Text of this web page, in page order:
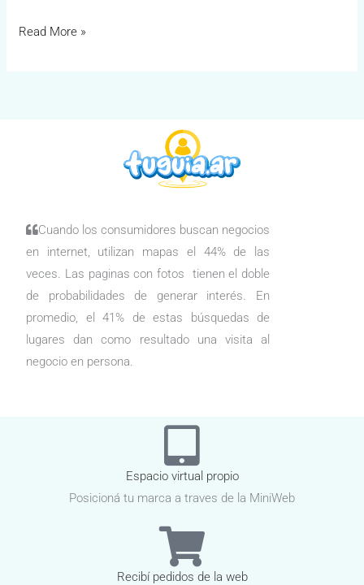
Read More »
Cuando los consumidores buscan negocios
en internet, utilizan mapas el 44% de las
veces. Las paginas con fotos tienen el doble
de probabilidades de generar interés. En
promedio, el 41% de estas búsquedas de
lugares dan como resultado una visita al
negocio en persona.
Espacio virtual propio
Posicioná tu marca a traves de la MiniWeb
Recibí pedidos de la web